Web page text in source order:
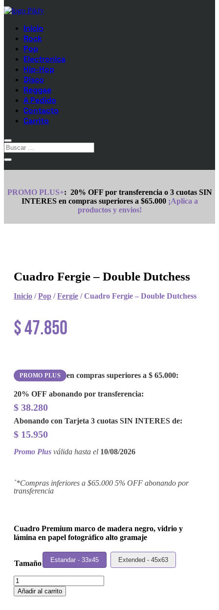
Inicio
Rock
Pop
Electronica
Hip-Hop
Disco
Reggae
A Pedido
Contacto
Carrito
PROMO PLUS+: 20% OFF por transferencia o 3 cuotas SIN
INTERES en compras superiores a $65.000¡Aplica a
productos y envios!
Cuadro Fergie – Double Dutchess
Inicio /Pop /Fergie / Cuadro Fergie – Double Dutchess
$47.850
PROMO PLUS en compras superiores a $ 65.000:
20% OFF abonando por transferencia:
$ 38.280
Abonando con Tarjeta 3 cuotas SIN INTERES de:
$ 15.950
Promo Plus válida hasta el 10/08/2026
´*Compras inferiores a $65.000 5% OFF abonando por
transferencia
Cuadro Premium marco de madera negro, vidrio y
lámina en papel fotográfico alto gramaje
Tamaño Estandar - 33x45 Extended - 45x63
Cuadro
Fergie
-
Añadir al carrito